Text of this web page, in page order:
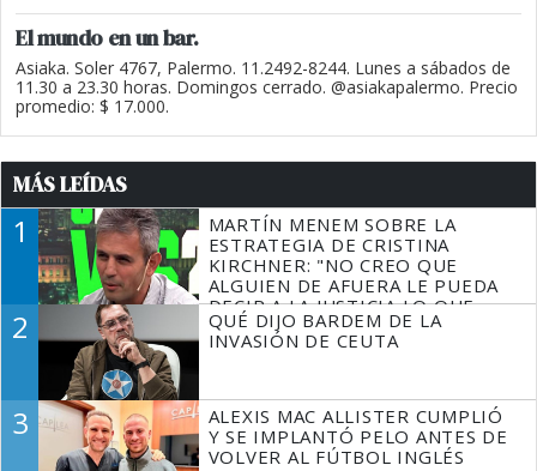
El mundo en un bar.
Asiaka. Soler 4767, Palermo. 11.2492-8244. Lunes a sábados de
11.30 a 23.30 horas. Domingos cerrado. @asiakapalermo. Precio
promedio: $ 17.000.
MÁS LEÍDAS
1
MARTÍN MENEM SOBRE LA
ESTRATEGIA DE CRISTINA
KIRCHNER: "NO CREO QUE
ALGUIEN DE AFUERA LE PUEDA
DECIR A LA JUSTICIA LO QUE
TIENE QUE HACER"
2
QUÉ DIJO BARDEM DE LA
INVASIÓN DE CEUTA
3
ALEXIS MAC ALLISTER CUMPLIÓ
Y SE IMPLANTÓ PELO ANTES DE
VOLVER AL FÚTBOL INGLÉS